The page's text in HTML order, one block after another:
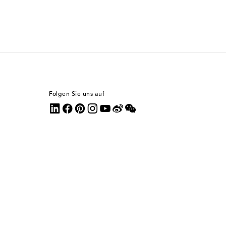
Folgen Sie uns auf